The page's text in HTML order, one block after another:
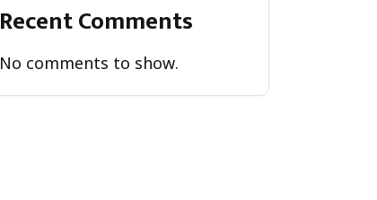
Recent Comments
No comments to show.